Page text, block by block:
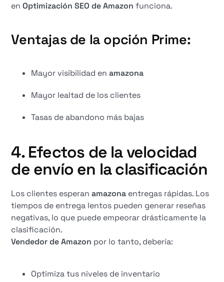
enOptimización SEO de Amazon funciona.
Ventajas de la opción Prime:
Mayor visibilidad enamazona
Mayor lealtad de los clientes
Tasas de abandono más bajas
4. Efectos de la velocidad
de envío en la clasificación
Los clientes esperanamazona entregas rápidas. Los
tiempos de entrega lentos pueden generar reseñas
negativas, lo que puede empeorar drásticamente la
clasificación.
Vendedor de Amazon por lo tanto, debería:
Optimiza tus niveles de inventario